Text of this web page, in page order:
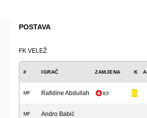
POSTAVA
FK VELEŽ
# IGRAČ ZAMJENA K A
MF Rafidine Abdullah 83'
MF Andro Babić